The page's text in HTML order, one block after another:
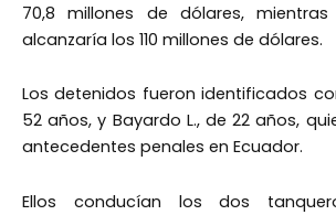
70,8 millones de dólares,
alcanzaría los 110 millones de dólares.
Los detenidos fueron identificados
52 años, y Bayardo L., de 22 años,
antecedentes penales en Ecuador.
Ellos conducían los dos